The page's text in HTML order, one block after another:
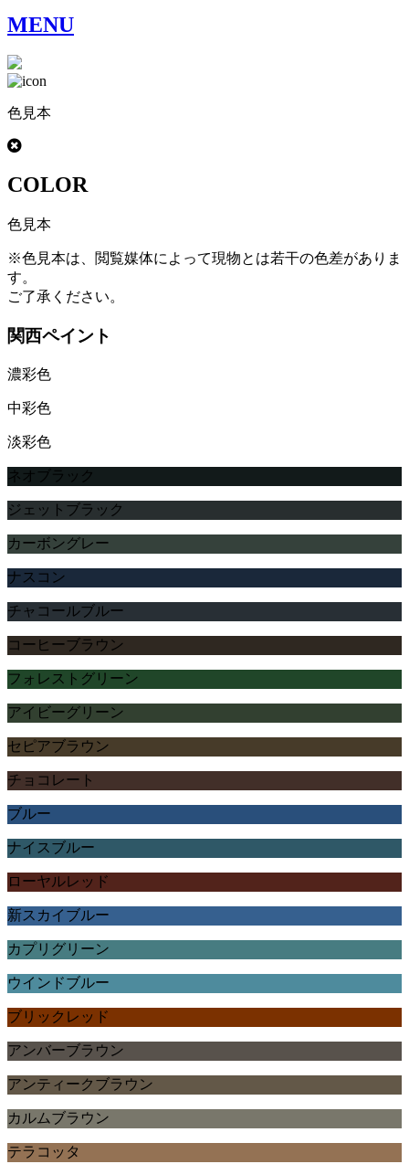
MENU
色見本
COLOR
色見本
※色見本は、閲覧媒体によって現物とは若干の色差がありま
す。
ご了承ください。
関西ペイント
濃彩色
中彩色
淡彩色
ネオブラック
ジェットブラック
カーボングレー
ナスコン
チャコールブルー
コーヒーブラウン
フォレストグリーン
アイビーグリーン
セピアブラウン
チョコレート
ブルー
ナイスブルー
ローヤルレッド
新スカイブルー
カプリグリーン
ウインドブルー
ブリックレッド
アンバーブラウン
アンティークブラウン
カルムブラウン
テラコッタ